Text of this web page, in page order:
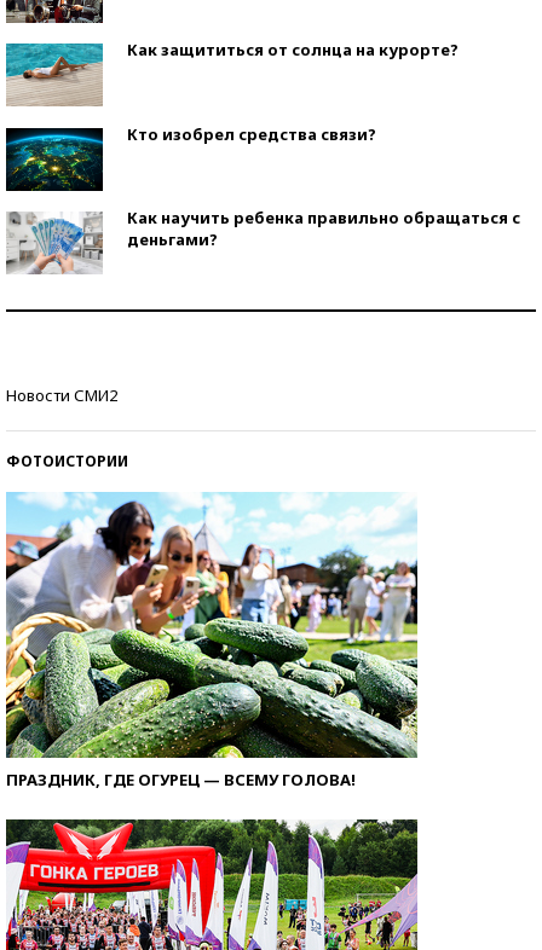
Как защититься от солнца на курорте?
Кто изобрел средства связи?
Как научить ребенка правильно обращаться с
деньгами?
Новости СМИ2
ФОТОИСТОРИИ
ПРАЗДНИК, ГДЕ ОГУРЕЦ — ВСЕМУ ГОЛОВА!